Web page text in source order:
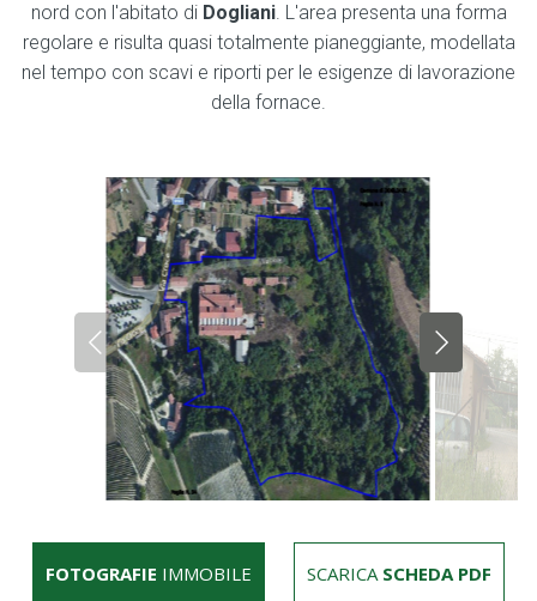
nord con l'abitato di Dogliani. L'area presenta una forma
regolare e risulta quasi totalmente pianeggiante, modellata
nel tempo con scavi e riporti per le esigenze di lavorazione
della fornace.
FOTOGRAFIE IMMOBILE SCARICA SCHEDA PDF